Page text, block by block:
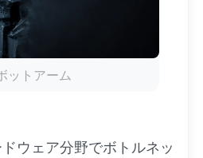
ットアーム
ウェア分野でボトルネッ